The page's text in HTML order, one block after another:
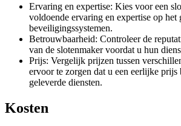
Ervaring en expertise: Kies voor een
voldoende ervaring en expertise op het
beveiligingssystemen.
Betrouwbaarheid: Controleer de
van de slotenmaker voordat u hun
Prijs: Vergelijk prijzen tussen
ervoor te zorgen dat u een eerlijke prijs
geleverde diensten.
Kosten